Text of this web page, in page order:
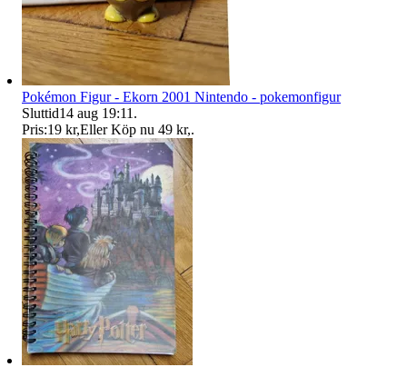
Pokémon Figur - Ekorn 2001 Nintendo - pokemonfigur
Sluttid14 aug 19:11 .
Pris:19 kr,Eller Köp nu 49 kr,.